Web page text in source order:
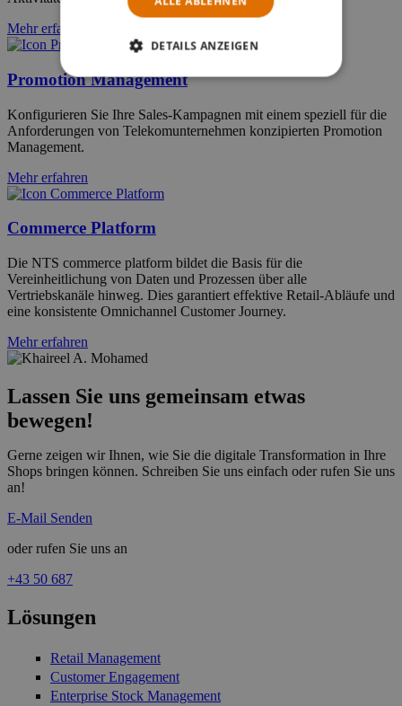
Mehr erfahren
Promotion Management
Konfigurieren Sie Ihre Sales-Kampagnen mit einem speziell für die
Anforderungen von Telekomunternehmen konzipierten Promotion
Management.
Mehr erfahren
Commerce Platform
Die NTS commerce platform bildet die Basis für die
Vereinheitlichung von Daten und Prozessen über alle
Vertriebskanäle hinweg. Dies garantiert effektive Retail-Abläufe und
eine konsistente Omnichannel Customer Journey.
Mehr erfahren
Lassen Sie uns gemeinsam etwas
bewegen!
Gerne zeigen wir Ihnen, wie Sie die digitale Transformation in Ihre
Shops bringen können. Schreiben Sie uns einfach oder rufen Sie uns
an!
E-Mail Senden
oder rufen Sie uns an
+43 50 687
Lösungen
Retail Management
Customer Engagement
Enterprise Stock Management
DETAILS ANZEIGEN